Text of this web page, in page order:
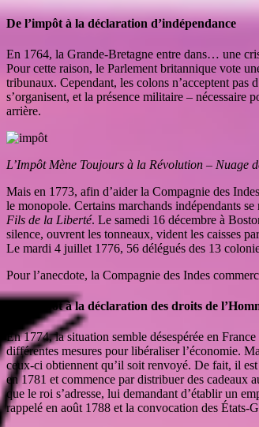
De l’impôt à la déclaration d’indépendance
En 1764, la Grande-Bretagne entre dans… une
Pour cette raison, le Parlement britannique vote
tribunaux. Cependant, les colons n’acceptent pas
s’organisent, et la présence militaire –
arrière.
L’Impôt Mène Toujours à la Révolution – Nuage
Mais en 1773, afin d’aider la Compagnie des
le monopole. Certains marchands indépendants
Fils de la Liberté. Le samedi 16 décembre à
silence, ouvrent les tonneaux, vident les caisses
Le mardi 4 juillet 1776, 56 délégués des 13
Pour l’anecdote, la Compagnie des Indes
De l’impôt à la déclaration des droits de
En 1774, la situation semble désespérée en
différentes mesures pour libéraliser l’économie.
ceux-ci obtiennent qu’il soit renvoyé. De fait, il
en 1781 et commence par distribuer des cadeaux
que le roi s’adresse, lui demandant d’établir un
rappelé en août 1788 et la convocation des États-